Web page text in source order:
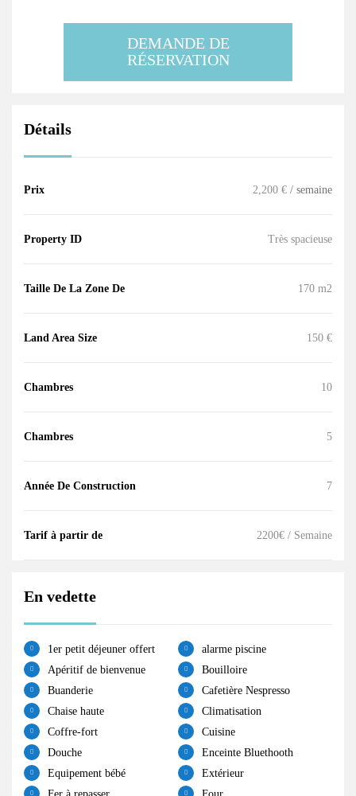
DEMANDE DE
RÉSERVATION
Détails
Prix 2,200 € / semaine
Property ID Très spacieuse
Taille De La Zone De 170 m2
Land Area Size 150 €
Chambres 10
Chambres 5
Année De Construction 7
Tarif à partir de 2200€ / Semaine
En vedette
1er petit déjeuner offert
alarme piscine
Apéritif de bienvenue
Bouilloire
Buanderie
Cafetière Nespresso
Chaise haute
Climatisation
Coffre-fort
Cuisine
Douche
Enceinte Bluethooth
Equipement bébé
Extérieur